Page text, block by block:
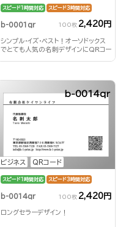
スピード1時間対応 スピード3時間対応
b-0001qr 100枚 2,420円
シンプル・イズ・ベスト！オーソドックス
でとても人気の名刺デザインにQRコー
ビジネス QRコード
b-0014qr
スピード1時間対応 スピード3時間対応
b-0014qr 100枚 2,420円
ロングセラーデザイン！